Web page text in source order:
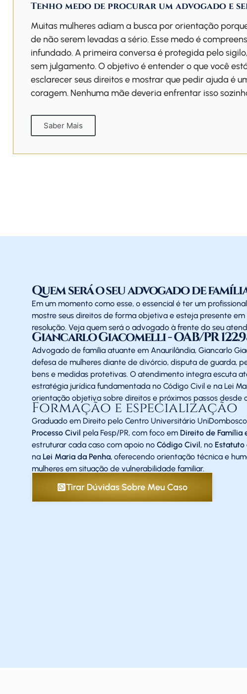
Tenho medo de procurar um advogado e
Muitas mulheres adiam a busca por orientação
de não serem levadas a sério. Esse medo é
infundado. A primeira conversa é protegida pelo
sem julgamento. O objetivo é entender o que você
esclarecer seus direitos e mostrar que pedir ajuda é
coragem. Nenhuma mãe deveria enfrentar isso
Saber Mais
Quem será o seu advogado de
Em um momento como esse, o essencial é ter um
mostre seus direitos de forma objetiva e esteja presente
resolução. Veja quem será o advogado à frente do seu
Giancarlo Giacomelli - OAB/PR
Advogado de família atuante em Anaurilândia, Giancarlo
defesa de mulheres diante de divórcio, disputa de guarda,
bens e medidas protetivas. O atendimento integra escuta
estratégia jurídica fundamentada no Código Civil e na Lei
orientação objetiva sobre direitos e próximos passos desde
Formação e especialização
Graduado em Direito pelo Centro Universitário
Processo Civil pela Fesp/PR, com foco em Direito de Família
estruturar cada caso com apoio no Código Civil , no Estatuto
na Lei Maria da Penha, oferecendo orientação técnica e
mulheres em situação de vulnerabilidade familiar.
Tirar Dúvidas Sobre Meu Caso